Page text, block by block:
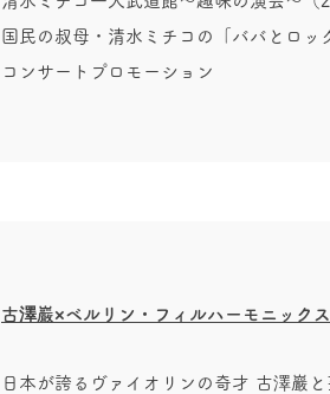
国民の叔母・清水ミチコの「ババとロッ
コンサートプロモーション
古澤巖×ベルリン・フィルハーモニック
日本が誇るヴァイオリンの奇才 古澤巖